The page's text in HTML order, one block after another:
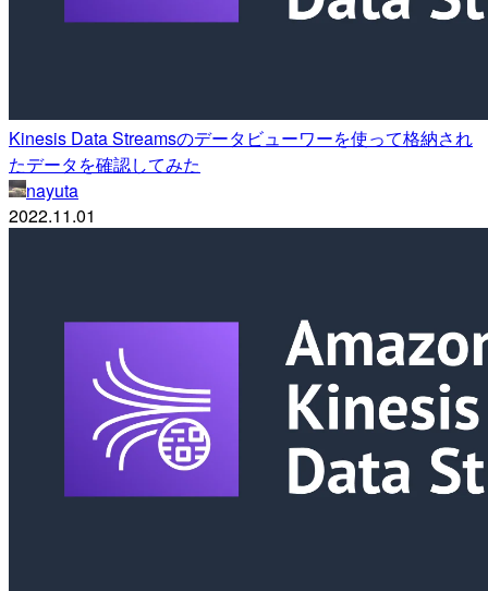
Kinesis Data Streamsのデータビューワーを使って格納され
たデータを確認してみた
nayuta
2022.11.01